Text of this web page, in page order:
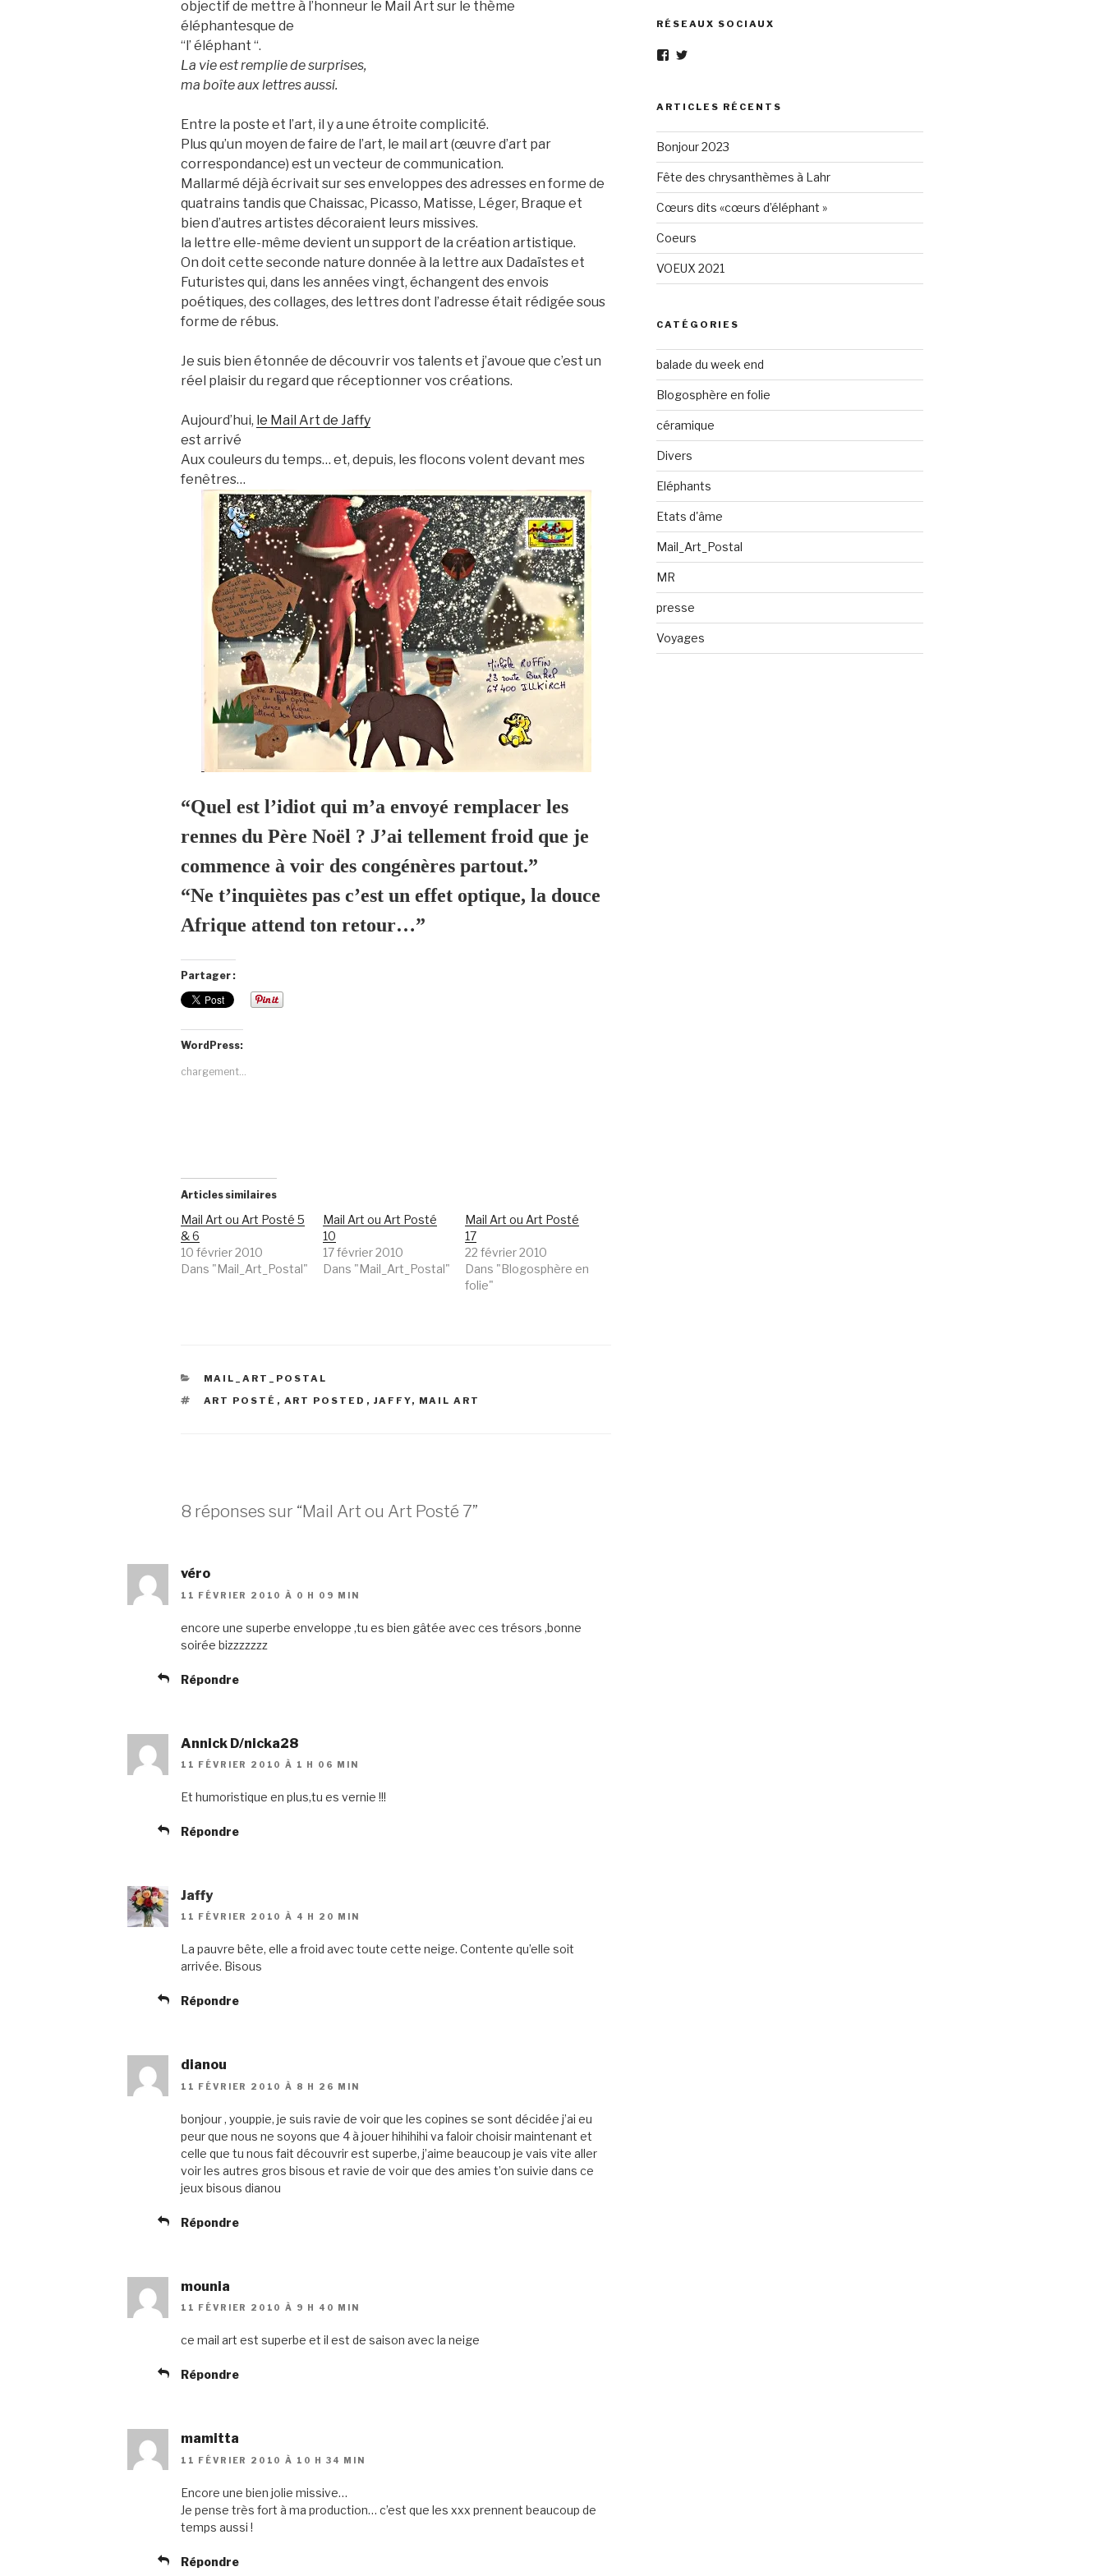
objectif de mettre à l’honneur le Mail Art sur le thème
éléphantesque de
“l’ éléphant “.
La vie est remplie de surprises,
ma boîte aux lettres aussi.
Entre la poste et l’art, il y a une étroite complicité.
Plus qu’un moyen de faire de l’art, le mail art (œuvre d’art par
correspondance) est un vecteur de communication.
Mallarmé déjà écrivait sur ses enveloppes des adresses en forme de
quatrains tandis que Chaissac, Picasso, Matisse, Léger, Braque et
bien d’autres artistes décoraient leurs missives.
la lettre elle-même devient un support de la création artistique.
On doit cette seconde nature donnée à la lettre aux Dadaïstes et
Futuristes qui, dans les années vingt, échangent des envois
poétiques, des collages, des lettres dont l’adresse était rédigée sous
forme de rébus.
Je suis bien étonnée de découvrir vos talents et j’avoue que c’est un
réel plaisir du regard que réceptionner vos créations.
Aujourd’hui, le Mail Art de Jaffy
est arrivé
Aux couleurs du temps… et, depuis, les flocons volent devant mes
fenêtres…
“Quel est l’idiot qui m’a envoyé remplacer les
rennes du Père Noël ? J’ai tellement froid que je
commence à voir des congénères partout.”
“Ne t’inquiètes pas c’est un effet optique, la douce
Afrique attend ton retour…”
Partager :
WordPress:
chargement…
Articles similaires
Mail Art ou Art Posté 5
& 6
10 février 2010
Dans "Mail_Art_Postal"
Mail Art ou Art Posté
10
17 février 2010
Dans "Mail_Art_Postal"
Mail Art ou Art Posté
17
22 février 2010
Dans "Blogosphère en
folie"
CATÉGORIES
MAIL_ART_POSTAL
ÉTIQUETTES
ART POSTÉ , ART POSTED , JAFFY, MAIL ART
8 réponses sur “Mail Art ou Art Posté 7”
véro
11 FÉVRIER 2010 À 0 H 09 MIN
encore une superbe enveloppe ,tu es bien gâtée avec ces trésors ,bonne
soirée bizzzzzzz
Répondre
Annick D/nicka28
11 FÉVRIER 2010 À 1 H 06 MIN
Et humoristique en plus,tu es vernie !!!
Répondre
Jaffy
11 FÉVRIER 2010 À 4 H 20 MIN
La pauvre bête, elle a froid avec toute cette neige. Contente qu’elle soit
arrivée. Bisous
Répondre
dianou
11 FÉVRIER 2010 À 8 H 26 MIN
bonjour , youppie, je suis ravie de voir que les copines se sont décidée j’ai eu
peur que nous ne soyons que 4 à jouer hihihihi va faloir choisir maintenant et
celle que tu nous fait découvrir est superbe, j’aime beaucoup je vais vite aller
voir les autres gros bisous et ravie de voir que des amies t’on suivie dans ce
jeux bisous dianou
Répondre
mounia
11 FÉVRIER 2010 À 9 H 40 MIN
ce mail art est superbe et il est de saison avec la neige
Répondre
mamitta
11 FÉVRIER 2010 À 10 H 34 MIN
Encore une bien jolie missive…
Je pense très fort à ma production… c’est que les xxx prennent beaucoup de
temps aussi !
Répondre
RÉSEAUX SOCIAUX
Voir
Eléphant-
160596147294205
sur
Facebook
Voir
elephantgris
Twitter
ARTICLES RÉCENTS
Bonjour 2023
Fête des chrysanthèmes à Lahr
Cœurs dits «cœurs d’éléphant »
Coeurs
VOEUX 2021
CATÉGORIES
balade du week end
Blogosphère en folie
céramique
Divers
Eléphants
Etats d'âme
Mail_Art_Postal
MR
presse
Voyages